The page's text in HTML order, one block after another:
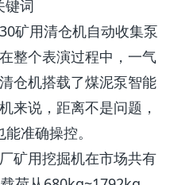
矿用清仓机自动收集泵
整个表演过程中，一气
仓机搭载了煤泥泵智能
来说，距离不是问题，
准确操控。
用挖掘机在市场共有